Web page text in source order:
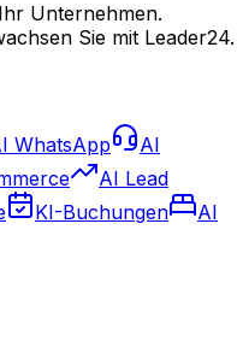
Unternehmen.
Sie mit Leader24.
WhatsApp
AI
AI Lead
KI-Buchungen
AI